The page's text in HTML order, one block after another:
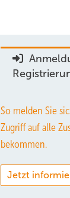
So melden Sie
Zugriff auf alle
bekommen.
Jetzt